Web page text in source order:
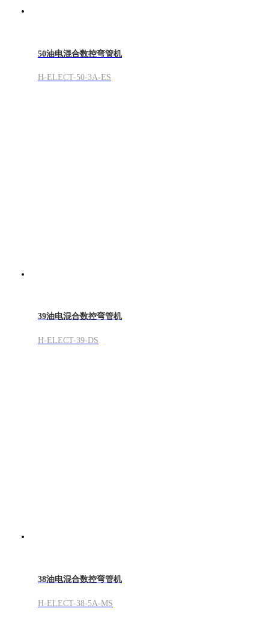
50油电混合数控弯管机
H-ELECT-50-3A-ES
39油电混合数控弯管机
H-ELECT-39-DS
38油电混合数控弯管机
H-ELECT-38-5A-MS